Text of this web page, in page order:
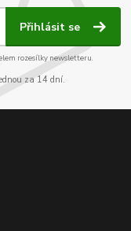
Přihlásit se
rozesílky newsletteru.
za 14 dní.